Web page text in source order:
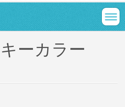
ーカラー